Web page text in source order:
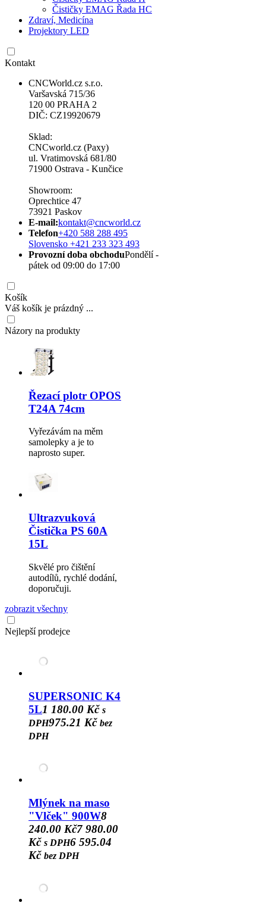
Čističky EMAG Řada HC
Zdraví, Medicína
Projektory LED
Kontakt
CNCWorld.cz s.r.o.
Varšavská 715/36
120 00 PRAHA 2
DIČ: CZ19920679
Sklad:
CNCworld.cz (Paxy)
ul. Vratimovská 681/80
71900 Ostrava - Kunčice
Showroom:
Oprechtice 47
73921 Paskov
E-mail:kontakt@cncworld.cz
Telefon+420 588 288 495
Slovensko +421 233 323 493
Provozní doba obchoduPondělí -
pátek od 09:00 do 17:00
Košík
Váš košík je prázdný ...
Názory na produkty
Řezací plotr OPOS
T24A 74cm
Vyřezávám na měm
samolepky a je to
naprosto super.
Ultrazvuková
Čistička PS 60A
15L
Skvělé pro čištění
autodílů, rychlé dodání,
doporučuji.
zobrazit všechny
Nejlepší prodejce
SUPERSONIC K4
5L1 180.00 Kč s
DPH975.21 Kč bez
DPH
Mlýnek na maso
"Vlček" 900W8
240.00 Kč7 980.00
Kč s DPH6 595.04
Kč bez DPH